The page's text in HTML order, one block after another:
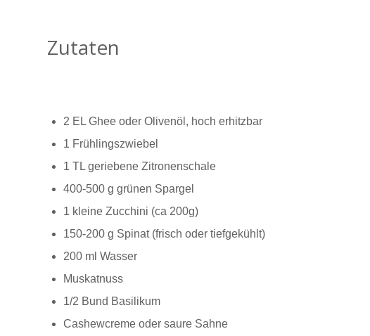
Zutaten
2 EL Ghee oder Olivenöl, hoch erhitzbar
1 Frühlingszwiebel
1 TL geriebene Zitronenschale
400-500 g grünen Spargel
1 kleine Zucchini (ca 200g)
150-200 g Spinat (frisch oder tiefgekühlt)
200 ml Wasser
Muskatnuss
1/2 Bund Basilikum
Cashewcreme oder saure Sahne